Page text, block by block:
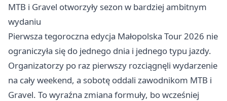
MTB i Gravel otworzyły sezon w bardziej ambitnym
wydaniu
Pierwsza tegoroczna edycja Małopolska Tour 2026 nie
ograniczyła się do jednego dnia i jednego typu jazdy.
Organizatorzy po raz pierwszy rozciągnęli wydarzenie
na cały weekend, a sobotę oddali zawodnikom MTB i
Gravel. To wyraźna zmiana formuły, bo wcześniej